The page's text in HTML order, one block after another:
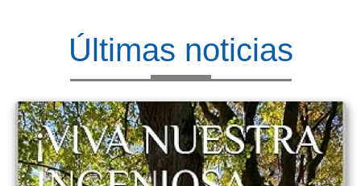
Últimas noticias